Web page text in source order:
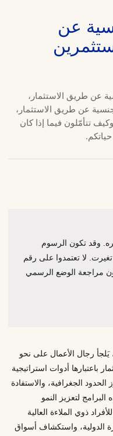
عن
عن طريق الاستثمار،
عن طريق الاستثمار،
تتأمّلون فيما إذا كان
وقد تكون الرسوم
لا تعتمدوا على رقم
مراجعة الوضع الرسمي
يَلجأ رجال الأعمال على نحو
باعتبارها أدوات استراتيجية
الجغرافية، والاستفادة
لتعزيز النمو
ذوي الملاءة العالية
الدولية، واستكشاف أسواق